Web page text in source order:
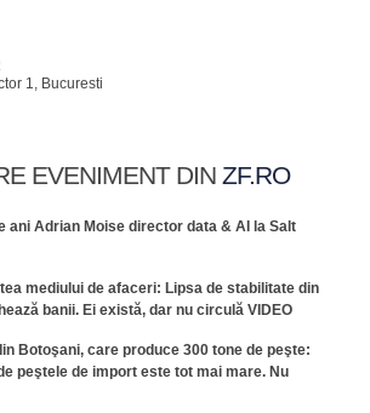
1, Bucuresti
EVENIMENT DIN ZF.RO
ani Adrian Moise director data & AI la Salt
mediului de afaceri: Lipsa de stabilitate din
banii. Ei există, dar nu circulă VIDEO
Botoşani, care produce 300 tone de peşte:
peştele de import este tot mai mare. Nu